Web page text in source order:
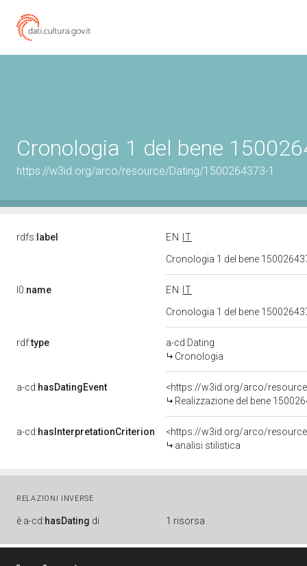
Cronologia 1 del bene
https://w3id.org/arco/resource/Dating/1500264373-1
rdfs: label EN
IT
Cronologia 1 del bene
l0:name EN
IT
Cronologia 1 del bene
rdf:type
a-cd:Dating
Cronologia
a-cd:hasDatingEvent
<https://w3id.org/arco/
Realizzazione del bene
a-cd:hasInterpretationCriterion
<https://w3id.org/arco/
analisi stilistica
RELAZIONI INVERSE
è a-cd:hasDating di 1 risorsa